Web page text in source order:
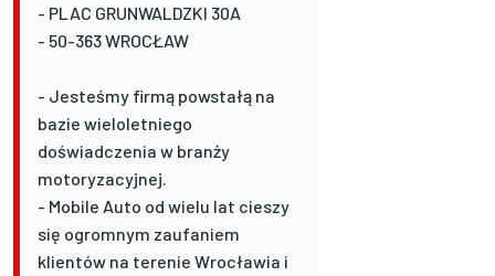
- PLAC GRUNWALDZKI 30A
- 50-363 WROCŁAW
- Jesteśmy firmą powstałą na
bazie wieloletniego
doświadczenia w branży
motoryzacyjnej.
- Mobile Auto od wielu lat cieszy
się ogromnym zaufaniem
klientów na terenie Wrocławia i